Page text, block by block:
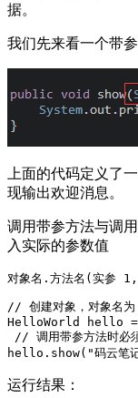
据。
我们先来看一个带
上面的代码定义了
现输出欢迎消息。
调用带参方法与调
入实际的参数值
对象名.方法名(实
// 创建对象，对象名
HelloWorld hello
// 调用带参方法时必
hello.show("码云笔
运行结果：